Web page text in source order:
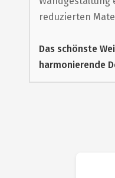
reduzierten
Das schönste
harmonierende